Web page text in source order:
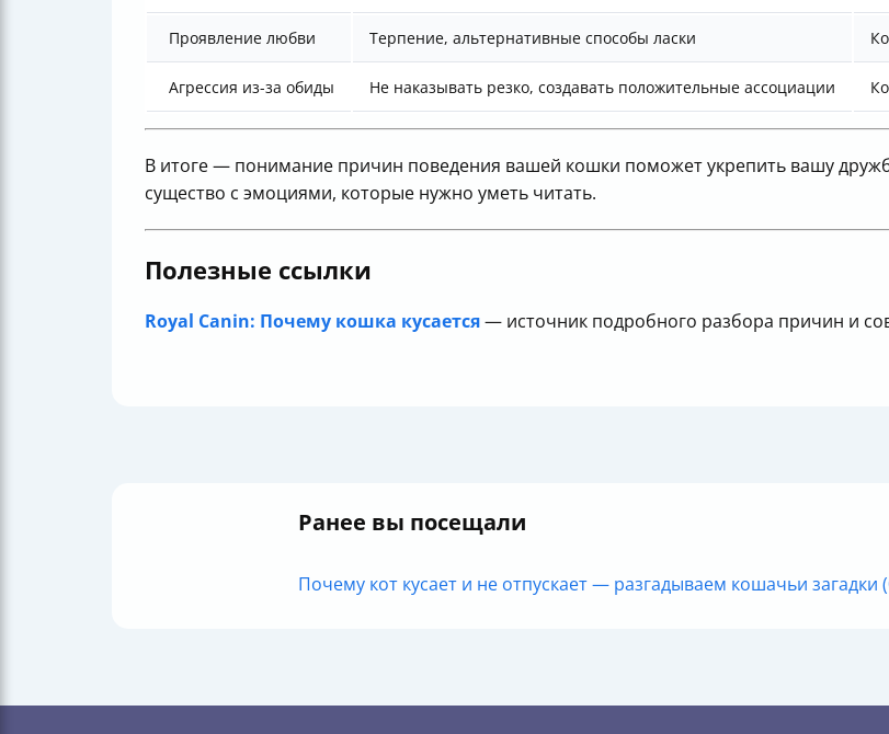
Проявление любви Терпение, альтернативные способы ласки
Агрессия из-за обиды Не наказывать резко, создавать положительные ассоциации
В итоге — понимание причин поведения вашей кошки поможет укрепить вашу
существо с эмоциями, которые нужно уметь читать.
Полезные ссылки
Royal Canin: Почему кошка кусается— источник подробного разбора причин и
Ранее вы посещали
Почему кот кусает и не отпускает — разгадываем кошачьи загадки